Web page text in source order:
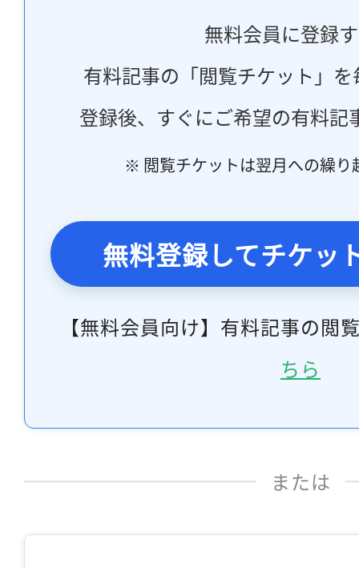
無料会員に登録
有料記事の「閲覧チケット」
登録後、すぐにご希望の有料記
※ 閲覧チケットは翌月への繰り
無料登録してチケッ
【無料会員向け】有料記事の閲
ちら
または